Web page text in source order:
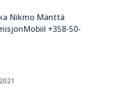
Nikmo Mänttä
+358-50-